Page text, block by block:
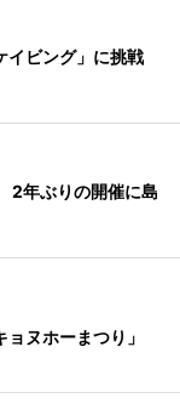
イビング」に挑戦
2年ぶりの開催に島
ヌホーまつり」